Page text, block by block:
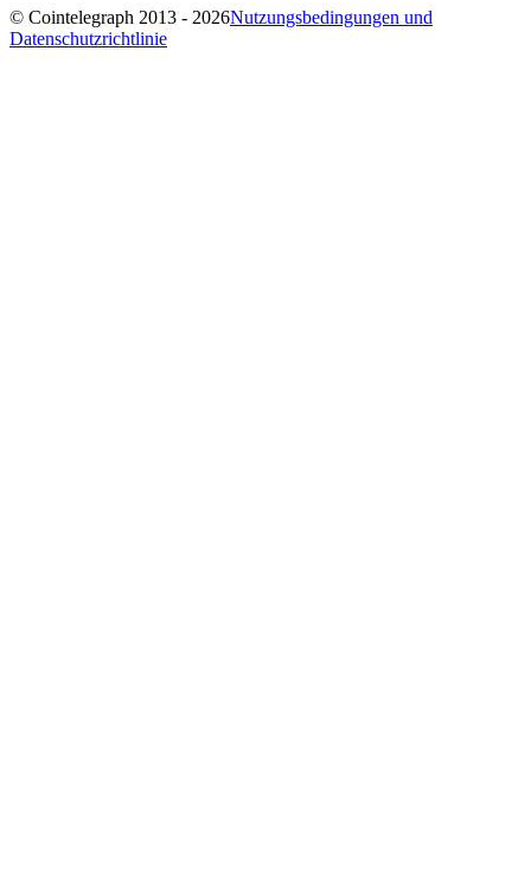
© Cointelegraph 2013 - 2026Nutzungsbedingungen und
Datenschutzrichtlinie